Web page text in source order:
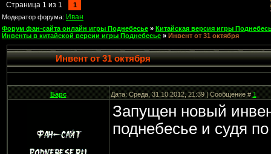
Страница 1 из 1
1
Модератор форума: Иван
Форум фан-сайта онлайн игры Поднебесье » Китайская версия игры
Инвенты в китайской версии игры Поднебесье » Инвент от 31 октября
Инвент от 31 октября
Барс Дата: Среда, 31.10.2012, 21:39 | Сообщение #1
Запущен новый
поднебесье и судя